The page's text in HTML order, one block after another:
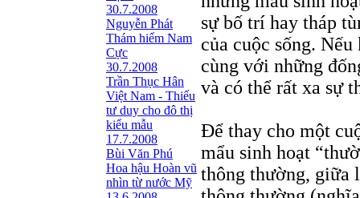
30.7.2008
Nguyễn Phát
Thám hiểm Nam
Cực
30.7.2008
Trần Thục Hân
Việt Nam - Thiếu
tư duy cho đô thị
kiểu mẫu
17.7.2008
Bùi Văn Phú
Hoa hậu Hoàn vũ
nhìn từ nước Mỹ
sự bố trí hay tháp
của cuộc sống.
cùng với những
và có thể rất xa sự
Để thay cho một
mẩu sinh hoạt
thông thường, giữa